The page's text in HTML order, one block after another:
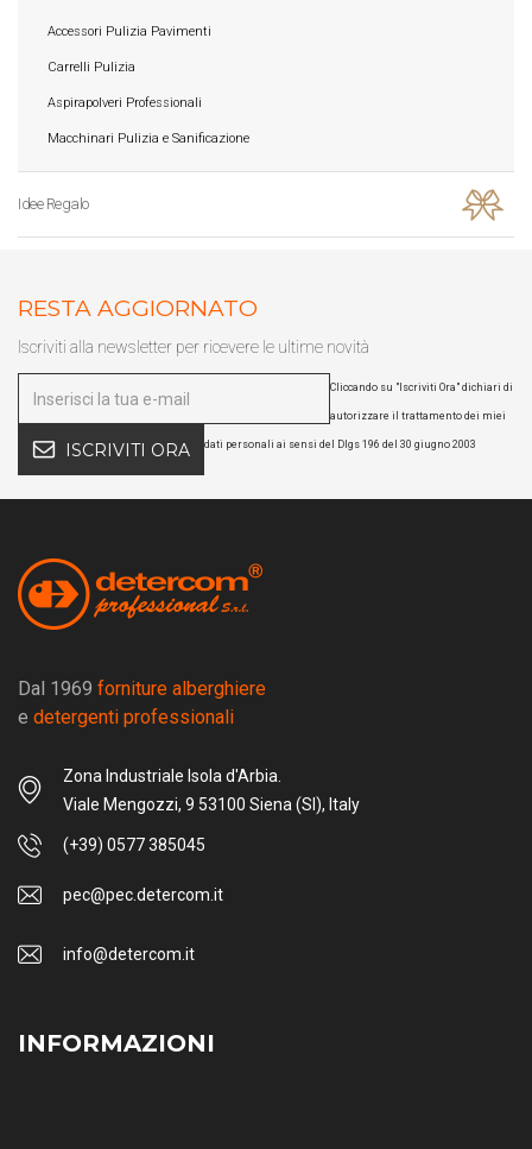
Accessori Pulizia Pavimenti
Carrelli Pulizia
Aspirapolveri Professionali
Macchinari Pulizia e Sanificazione
Idee Regalo
RESTA AGGIORNATO
Iscriviti alla newsletter per ricevere le ultime novità
ISCRIVITI ORA
Cliccando su "Iscriviti Ora" dichiari di
autorizzare il trattamento dei miei
dati personali ai sensi del Dlgs 196 del 30 giugno 2003
Dal 1969 forniture alberghiere
e detergenti professionali
Zona Industriale Isola d'Arbia.
Viale Mengozzi, 9 53100 Siena (SI), Italy
(+39) 0577 385045
pec@pec.detercom.it
info@detercom.it
INFORMAZIONI